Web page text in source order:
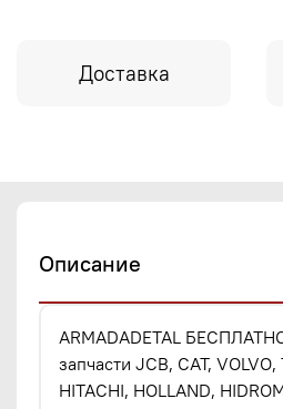
Доставка
Описание
ARMADADETAL
запчасти JCB, CAT, VOLVO,
HITACHI, HOLLAND,